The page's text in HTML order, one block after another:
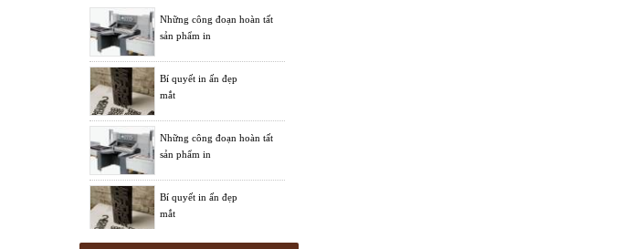
Gia công dán hộp giấy
Gia công dán bao lì xì
sản phẩm in
mắt
sản phẩm in
mắt